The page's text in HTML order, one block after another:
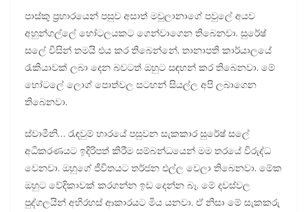
පාස්කු ප්‍රහාරයෙන් පසුව අසාත් මවුලානාගේ පවුලේ අයව
අහුන්ගල්ලේ හෝටලයකට ගෙන්වාගෙන තිබෙනවා. සුරේෂ්
සලේ විසින් තමයි එය කර තිබෙන්නේ. තානාපති කාර්යාලයේ
රැකියාවක් ලබා දෙන බවටත් ඔහුට සඳහන් කර තිබෙනවා. මේ
හෝටලේ ලොග් පොත්වල සටහන් සියල්ල අපි ලබාගෙන
තිබෙනවා.
ස්වාමීනි… රැඳවුම් භාරයේ පසුවන සැකකාර සුරේෂ් සලේ
අධිකරණයට ඉදිරිපත් කිරීම සම්බන්ධයෙන් මම තරයේ විරුද්ධ
වෙනවා. ඔහුගේ ජීවිතයට තර්ජන එල්ල වෙලා තිබෙනවා. මේක
ඔහුට වේදිකාවක් කරගන්න ඉඩ දෙන්න බෑ. මේ දවස්වල
පුද්ගලයින් අභිරහස් ආකාරයට මිය යනවා. ඒ නිසා මේ සැකකරු